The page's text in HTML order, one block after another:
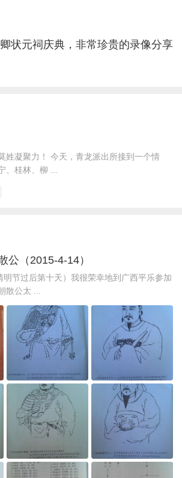
状元祠庆典，非常珍贵的录像分享
姓凝聚力！ 今天，青龙派出所接到一个情
、桂林、柳 ...
公（2015-4-14）
节过后第十天）我很荣幸地到广西平乐参加
散公太 ...